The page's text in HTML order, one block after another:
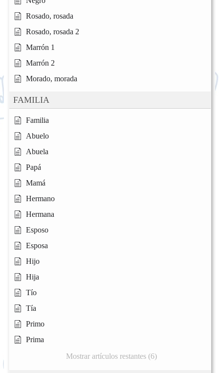
Rosado, rosada
Rosado, rosada 2
Marrón 1
Marrón 2
Morado, morada
FAMILIA
Familia
Abuelo
Abuela
Papá
Mamá
Hermano
Hermana
Esposo
Esposa
Hijo
Hija
Tío
Tía
Primo
Prima
Mostrar artículos restantes (6)